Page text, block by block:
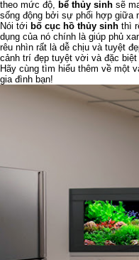
theo mức độ, bể thủy sinh sẽ
sống động bởi sự phối hợp giữa
Nói tới bố cục hồ thủy sinh thì
dụng của nó chính là giúp phủ
rêu nhìn rất là dễ chịu và tuyệt
cảnh trí đẹp tuyệt vời và đặc
Hãy cùng tìm hiểu thêm về một
gia đình bạn!